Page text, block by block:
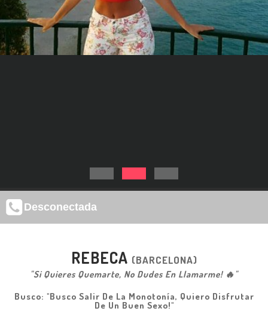
Desconectada
REBECA (BARCELONA)
"Si Quieres Quemarte, No Dudes En Llamarme! 🔥"
Busco: "Busco Salir De La Monotonía, Quiero Disfrutar
De Un Buen Sexo!"